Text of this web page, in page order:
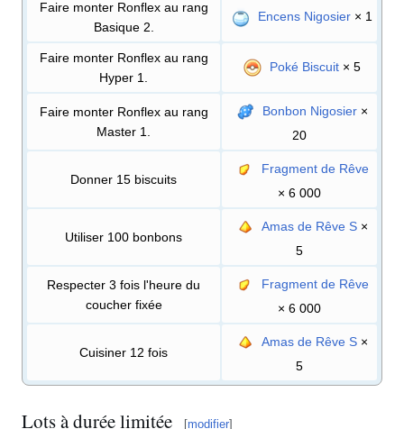
Faire monter Ronflex au rang
Basique 2.
Encens Nigosier× 1
Faire monter Ronflex au rang
Hyper 1.
Poké Biscuit× 5
Faire monter Ronflex au rang
Master 1.
Bonbon Nigosier×
20
Donner 15 biscuits
Fragment de Rêve
× 6 000
Utiliser 100 bonbons
Amas de Rêve S×
5
Respecter 3 fois l'heure du
coucher fixée
Fragment de Rêve
× 6 000
Cuisiner 12 fois
Amas de Rêve S×
5
Lots à durée limitée [modifier]